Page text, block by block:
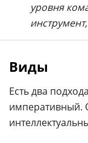
уровня
Виды
Есть два
императивный.